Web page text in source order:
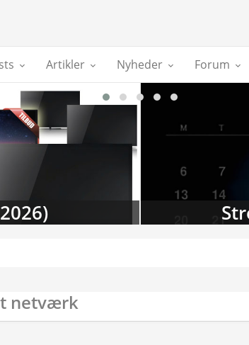
Artikler Nyheder Forum
netværk